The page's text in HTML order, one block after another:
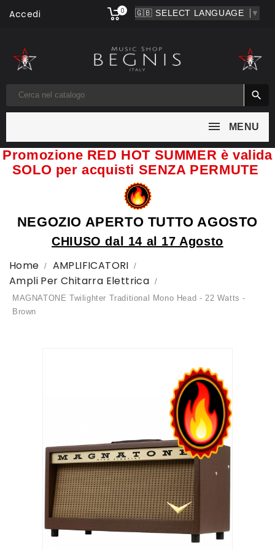
▼
Accedi 0

MENU
Promozione RED HOT SUMMER è valida
SOLO per acquisti SENZA PERMUTE
NEGOZIO APERTO TUTTO AGOSTO
CHIUSO dal 14 al 17 Agosto
Home
AMPLIFICATORI
Ampli Per Chitarra Elettrica
MAGNATONE Twilighter Traditional Mono Head - 22 Watts -
Brown